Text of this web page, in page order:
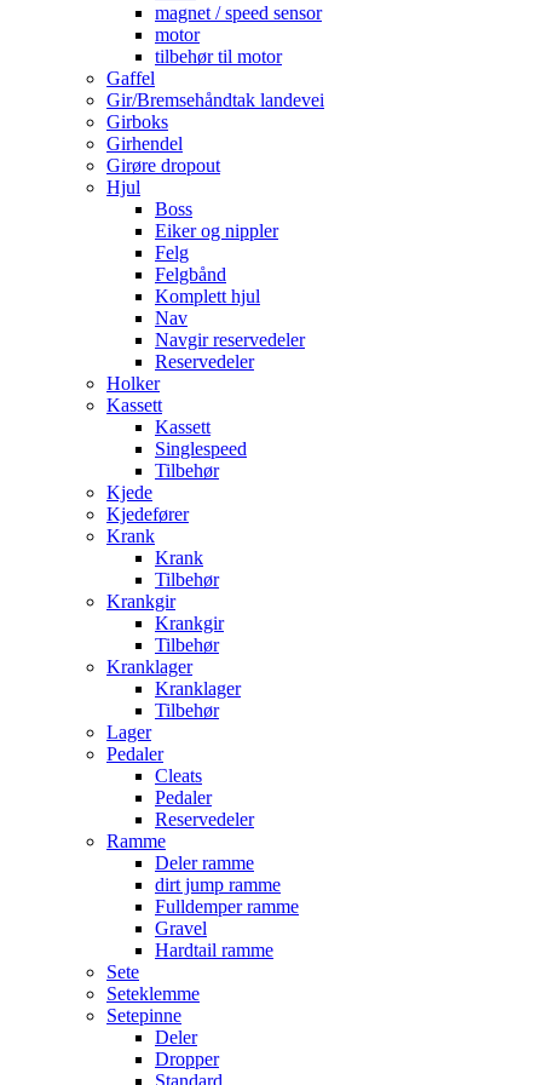
magnet / speed sensor
motor
tilbehør til motor
Gaffel
Gir/Bremsehåndtak landevei
Girboks
Girhendel
Girøre dropout
Hjul
Boss
Eiker og nippler
Felg
Felgbånd
Komplett hjul
Nav
Navgir reservedeler
Reservedeler
Holker
Kassett
Kassett
Singlespeed
Tilbehør
Kjede
Kjedefører
Krank
Krank
Tilbehør
Krankgir
Krankgir
Tilbehør
Kranklager
Kranklager
Tilbehør
Lager
Pedaler
Cleats
Pedaler
Reservedeler
Ramme
Deler ramme
dirt jump ramme
Fulldemper ramme
Gravel
Hardtail ramme
Sete
Seteklemme
Setepinne
Deler
Dropper
Standard